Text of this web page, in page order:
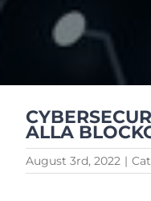
ALLA
August 3rd, 2022 |